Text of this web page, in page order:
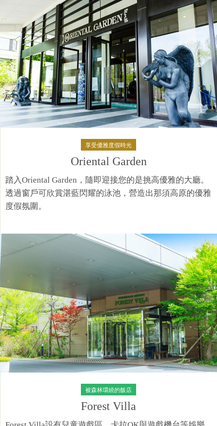
享受優雅度假時光​
Oriental Garden
踏入Oriental Garden，隨即迎接您的是挑高優雅的大廳。
透過窗戶可欣賞湛藍閃耀的泳池，營造出那須高原的優雅
度假氛圍。
被森林環繞的飯店​
Forest Villa